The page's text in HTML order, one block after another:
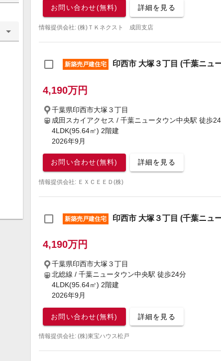
お問い合わせ(無料) 詳細を見る
情報提供会社: (株)ＴＫネクスト 成田支店
新築売戸建住宅 印西市 大塚３丁目 (千葉ニュ
4,190万円
千葉県印西市大塚３丁目
成田スカイアクセス / 千葉ニュータウン中央駅 徒歩
4LDK(95.64㎡) 2階建
2026年9月
お問い合わせ(無料) 詳細を見る
情報提供会社: ＥＸＣＥＥＤ(株)
新築売戸建住宅 印西市 大塚３丁目 (千葉ニュ
4,190万円
千葉県印西市大塚３丁目
北総線 / 千葉ニュータウン中央駅 徒歩24分
4LDK(95.64㎡) 2階建
2026年9月
お問い合わせ(無料) 詳細を見る
情報提供会社: (株)東宝ハウス松戸